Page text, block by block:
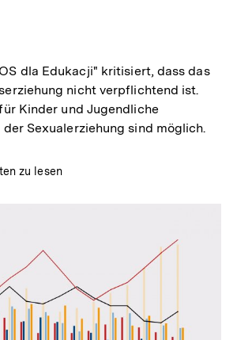
dla Edukacji" kritisiert, dass das
nicht verpflichtend ist.
Kinder und Jugendliche
Sexualerziehung sind möglich.
zu lesen